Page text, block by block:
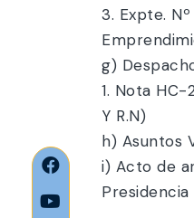
3. Expte.
g)
1. Nota
Y R.N)
h) Asuntos
i) Acto de
Presidencia